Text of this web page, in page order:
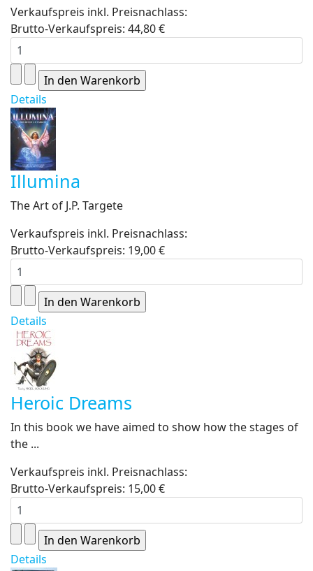
Verkaufspreis inkl. Preisnachlass:
Brutto-Verkaufspreis: 44,80 €
Details
Illumina
The Art of J.P. Targete
Verkaufspreis inkl. Preisnachlass:
Brutto-Verkaufspreis: 19,00 €
Details
Heroic Dreams
In this book we have aimed to show how the stages of
the ...
Verkaufspreis inkl. Preisnachlass:
Brutto-Verkaufspreis: 15,00 €
Details